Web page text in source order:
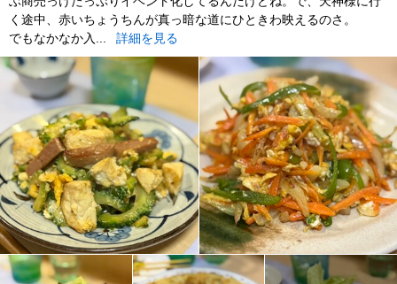
く途中、赤いちょうちんが真っ暗な道にひときわ映えるのさ。
でもなかなか入...
詳細を見る